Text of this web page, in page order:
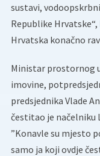
sustavi,
Republike
Hrvatska konačno
Ministar prostornog
imovine,
predsjednika Vlade
čestitao je načelniku
”Konavle su mjesto
samo ja koji ovdje